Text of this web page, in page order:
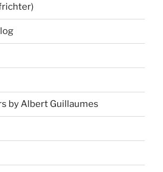
by Albert Guillaumes